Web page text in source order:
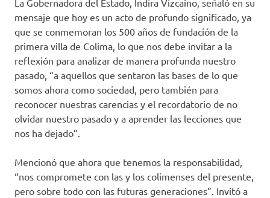
La Gobernadora del Estado, Indira Vizcaíno, señaló en su
mensaje que hoy es un acto de profundo significado, ya
que se conmemoran los 500 años de fundación de la
primera villa de Colima, lo que nos debe invitar a la
reflexión para analizar de manera profunda nuestro
pasado, “a aquellos que sentaron las bases de lo que
somos ahora como sociedad, pero también para
reconocer nuestras carencias y el recordatorio de no
olvidar nuestro pasado y a aprender las lecciones que
nos ha dejado”.
Mencionó que ahora que tenemos la responsabilidad,
“nos compromete con las y los colimenses del presente,
pero sobre todo con las futuras generaciones”. Invitó a